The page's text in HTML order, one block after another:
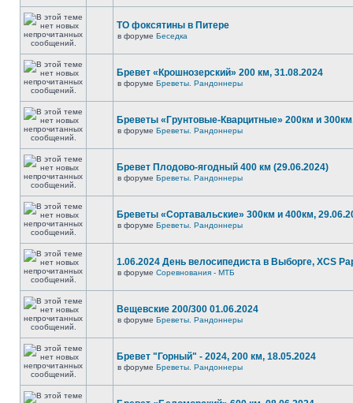
ТО фоксятины в Питере
в форуме Беседка
Бревет «Крошнозерский» 200 км, 31.08.2024
в форуме Бреветы. Рандоннеры
Бреветы «Грунтовые-Кварцитные» 200км и
в форуме Бреветы. Рандоннеры
Бревет Плодово-ягодный 400 км (29.06.2024)
в форуме Бреветы. Рандоннеры
Бреветы «Сортавальские» 300км и 400км,
в форуме Бреветы. Рандоннеры
1.06.2024 День велосипедиста в Выборге, XCS
в форуме Соревнования - МТБ
Вещевские 200/300 01.06.2024
в форуме Бреветы. Рандоннеры
Бревет "Горный" - 2024, 200 км, 18.05.2024
в форуме Бреветы. Рандоннеры